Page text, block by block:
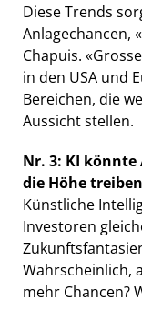
Diese Trends
Anlagechancen,
Chapuis.
in den USA und
Bereichen, die
Aussicht stellen.
Nr. 3: KI
die Höhe treiben
Künstliche
Investoren
Wahrscheinlich,
mehr Chancen?